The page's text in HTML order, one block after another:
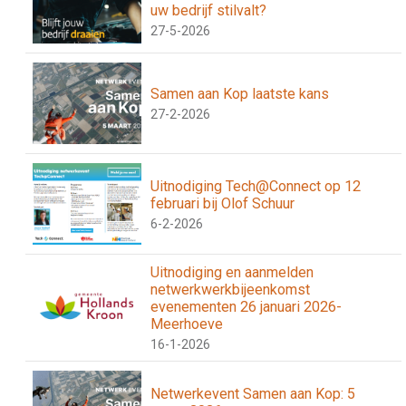
uw bedrijf stilvalt?
27-5-2026
Samen aan Kop laatste kans
27-2-2026
Uitnodiging Tech@Connect op 12
februari bij Olof Schuur
6-2-2026
Uitnodiging en aanmelden
netwerkwerkbijeenkomst
evenementen 26 januari 2026-
Meerhoeve
16-1-2026
Netwerkevent Samen aan Kop: 5